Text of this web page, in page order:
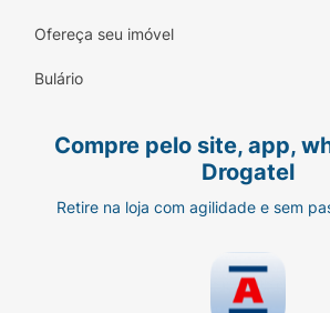
Ofereça seu imóvel
Bulário
Compre pelo site, app,
Drogatel
Retire na loja com agilidade e sem